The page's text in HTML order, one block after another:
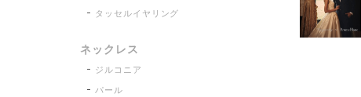
タッセルイヤリング
ネックレス
ジルコニア
パール